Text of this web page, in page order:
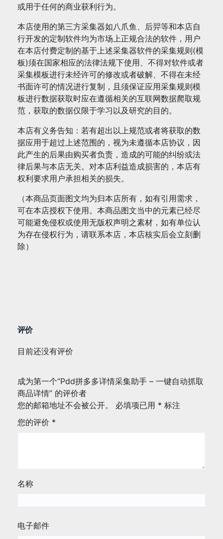
或用于任何的商业获利行为。
本店使用的第三方采集器如八爪鱼、后羿等和本店自
行开发的定制软件均为市场上正规合法的软件，用户
在本店付费定制的基于上述采集器软件的采集规则(模
板)须在国家相应的法律法规下使用、不得对软件或者
采集模板进行未经许可的修改或者破解、不得在未经
书面许可的情况进行复制，且须保证应用采集规则模
板进行数据获取时应在遵循相关的互联网数据爬取规
范，获取的数据仅限于学习以及研究的目的。
本店有义务告知：若有超出以上规范或者将获取的数
据应用于超过上述范围的，视为未遵循本店协议，因
此产生的后果由购买者负责，造成的可能的纠纷或法
律后果与本店无关。对本店利益造成损害的，本店有
权利要求用户承担相关的损失。
（本商品页面图文均为归本店所有，如有引用需求，
可在本店授权下使用。本商品图文当中的元素已经尽
可能避免侵权或使用无版权声明之素材，如有单位认
为存在侵权行为，请联系本店，本店核实后会立刻删
除）
评价
目前还没有评价
成为第一个“Pdd拼多多详情采集助手 – 一键自动抓取
商品详情” 的评价者
您的邮箱地址不会被公开。
必填项已用 * 标注
您的评价 *
名称
电子邮件